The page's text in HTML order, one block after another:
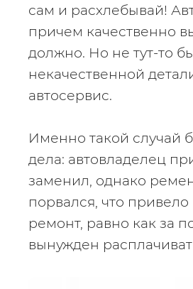
сам и расхлебывай!
причем качественно
должно. Но не тут-то
некачественной
автосервис.
Именно такой случай
дела: автовладелец
заменил, однако
порвался, что
ремонт, равно как за
вынужден